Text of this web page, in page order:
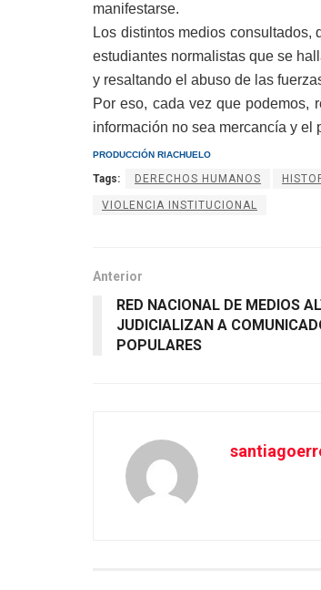
manifestarse.
Los distintos medios
estudiantes normalistas que se
y resaltando el abuso de las
Por eso, cada vez que podemos,
información no sea mercancía y el
PRODUCCI ÓN RIACHUELO
Tags: DERECHOS HUMANOS
VIOLENCIA INSTITUCIONAL
Anterior
RED NACIONAL DE MEDIOS
JUDICIALIZAN A
POPULARES